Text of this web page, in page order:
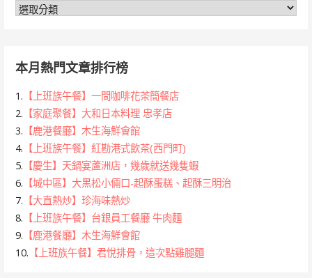
分
本月熱門文章排行榜
1. 【上班族午餐】一間咖啡花茶簡餐店
2. 【家庭聚餐】大和日本料理 忠孝店
3. 【鹿港餐廳】木生海鮮會館
4. 【上班族午餐】紅勘港式飲茶(西門町)
5. 【慶生】天鍋宴蘆洲店，幾歲就送幾隻蝦
6. 【城中區】大黑松小倆口-起酥蛋糕、起酥三明治
7. 【大直熱炒】珍海味熱炒
8. 【上班族午餐】台銀員工餐廳 牛肉麵
9. 【鹿港餐廳】木生海鮮會館
10. 【上班族午餐】君悅排骨，這次點雞腿麵